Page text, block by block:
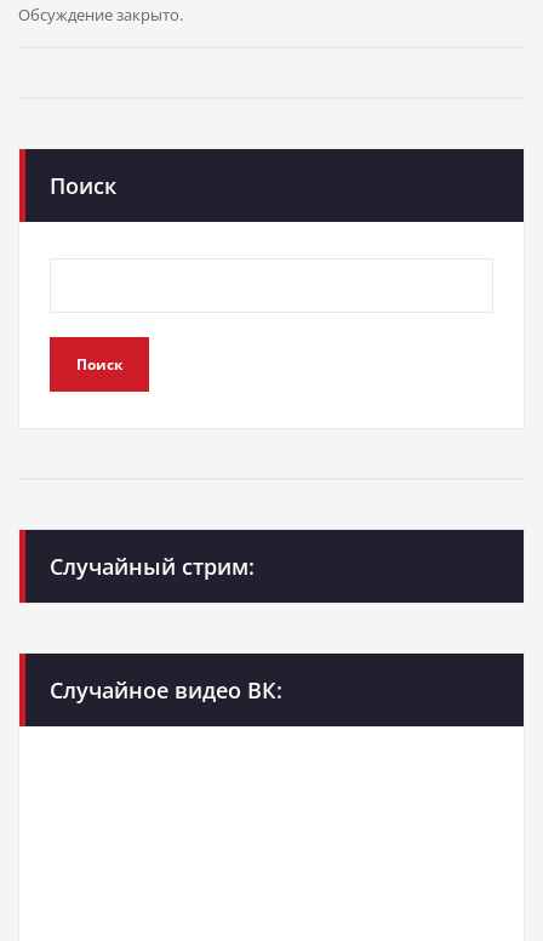
Обсуждение закрыто.
Поиск
Поиск
Случайный стрим:
Случайное видео ВК: